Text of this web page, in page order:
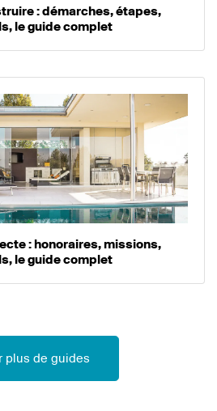
: démarches, étapes,
le guide complet
: honoraires, missions,
le guide complet
plus de guides